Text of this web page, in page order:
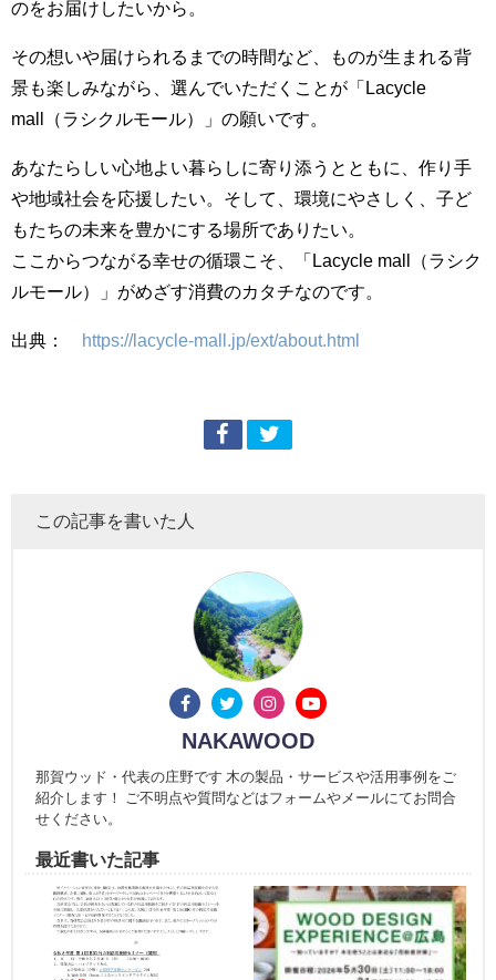
のをお届けしたいから。
その想いや届けられるまでの時間など、ものが生まれる背
景も楽しみながら、選んでいただくことが「Lacycle
mall（ラシクルモール）」の願いです。
あなたらしい心地よい暮らしに寄り添うとともに、作り手
や地域社会を応援したい。そして、環境にやさしく、子ど
もたちの未来を豊かにする場所でありたい。
ここからつながる幸せの循環こそ、「Lacycle mall（ラシク
ルモール）」がめざす消費のカタチなのです。
出典： https://lacycle-mall.jp/ext/about.html
この記事を書いた人
NAKAWOOD
那賀ウッド・代表の庄野です 木の製品・サービスや活用事例をご
紹介します！ ご不明点や質問などはフォームやメールにてお問合
せください。
最近書いた記事